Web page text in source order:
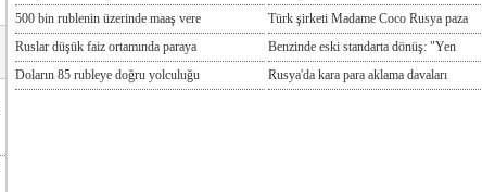
500 bin rublenin üzerinde maaş vere
Türk şirketi Madame Coco Rusya paza
Ruslar düşük faiz ortamında paraya
Benzinde eski standarta dönüş: "Yen
Doların 85 rubleye doğru yolculuğu
Rusya'da kara para aklama davaları